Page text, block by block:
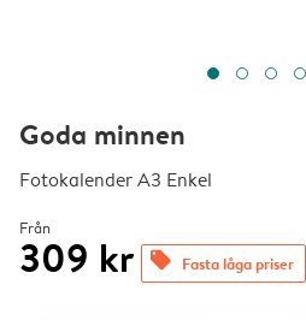
Goda minnen
Fotokalender A3 Enkel
Från
309 kr offers Fasta låga priser